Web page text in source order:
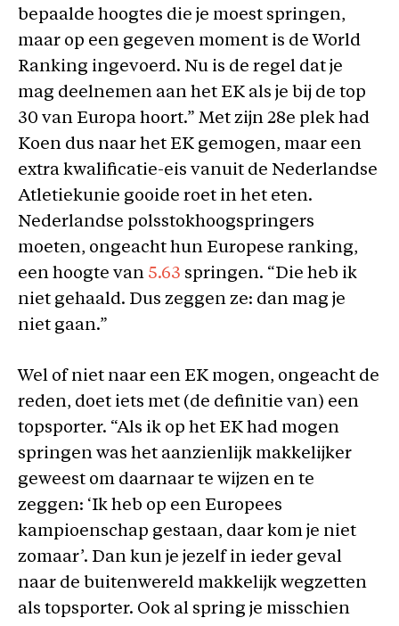
bepaalde hoogtes die je moest springen,
maar op een gegeven moment is de World
Ranking ingevoerd. Nu is de regel dat je
mag deelnemen aan het EK als je bij de top
30 van Europa hoort.” Met zijn 28e plek had
Koen dus naar het EK gemogen, maar een
extra kwalificatie-eis vanuit de Nederlandse
Atletiekunie gooide roet in het eten.
Nederlandse polsstokhoogspringers
moeten, ongeacht hun Europese ranking,
een hoogte van 5.63 springen. “Die heb ik
niet gehaald. Dus zeggen ze: dan mag je
niet gaan.”
Wel of niet naar een EK mogen, ongeacht de
reden, doet iets met (de definitie van) een
topsporter. “Als ik op het EK had mogen
springen was het aanzienlijk makkelijker
geweest om daarnaar te wijzen en te
zeggen: ‘Ik heb op een Europees
kampioenschap gestaan, daar kom je niet
zomaar’. Dan kun je jezelf in ieder geval
naar de buitenwereld makkelijk wegzetten
als topsporter. Ook al spring je misschien